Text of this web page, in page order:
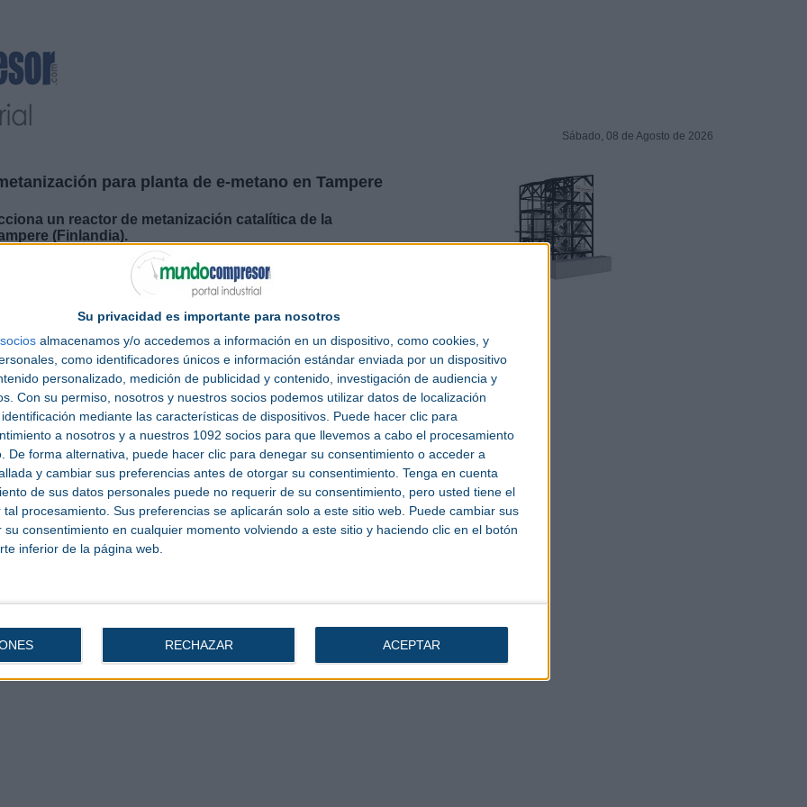
Su privacidad es importante para nosotros
socios almacenamos y/o accedemos a información en un dispositivo, como cookies, y
como identificadores únicos e información estándar enviada por un dispositivo
personalizado, medición de publicidad y contenido, investigación de audiencia y
Con su permiso, nosotros y nuestros socios podemos utilizar datos de localización
mediante las características de dispositivos. Puede hacer clic para
a nosotros y a nuestros 1092 socios para que llevemos a cabo el procesamiento
De forma alternativa, puede hacer clic para denegar su consentimiento o acceder a
y cambiar sus preferencias antes de otorgar su consentimiento. Tenga en cuenta
de sus datos personales puede no requerir de su consentimiento, pero usted tiene el
procesamiento. Sus preferencias se aplicarán solo a este sitio web. Puede cambiar sus
consentimiento en cualquier momento volviendo a este sitio y haciendo clic en el botón
inferior de la página web.
RECHAZAR ACEPTAR
Sábado, 08 de Agosto de 2026
para planta de e-metano en Tampere
un reactor de metanización catalítica de la
(Finlandia).
verde y e-metano en Finlandia, ha anunciado la selección de
para el proyecto Power-to-Gas de Tampere . La tecnología de
prefabricación, las pruebas, la entrega, la supervisión de la instalación, la
Este amplio alcance garantiza que el proyecto aproveche la tecnología
inicial hasta la validación del rendimiento final.
muy contentos de trabajar con MAN Energy Solutions en nuestro
podemos alcanzar una muy buena eficiencia de producción de metano y
sector. Una vez más, es fantástico trabajar con un socio europeo líder como
del hidrógeno”.
Deggendorf, añadió: “Estoy orgulloso de que Ren-Gas confíe en nuestra
proyecto Power-to-Gas. MAN Energy Solutions es pionera en Power-to-Gas
2013. Desde entonces, hemos recopilado experiencias operativas completas
lo que lo hará altamente eficiente y dará como resultado una alta calidad
con una experiencia de una década en metanización, nos hace únicos en
e-metano renovable para los sectores del transporte pesado por carretera
de MAN utilizará aproximadamente 40.000 toneladas de dióxido de
la planta de incineración de residuos de Tarastenjärvi, junto con hidrógeno
200 GWh de combustible renovable para el transporte
GWh de calefacción urbana sin dióxido de carbono para el sistema de